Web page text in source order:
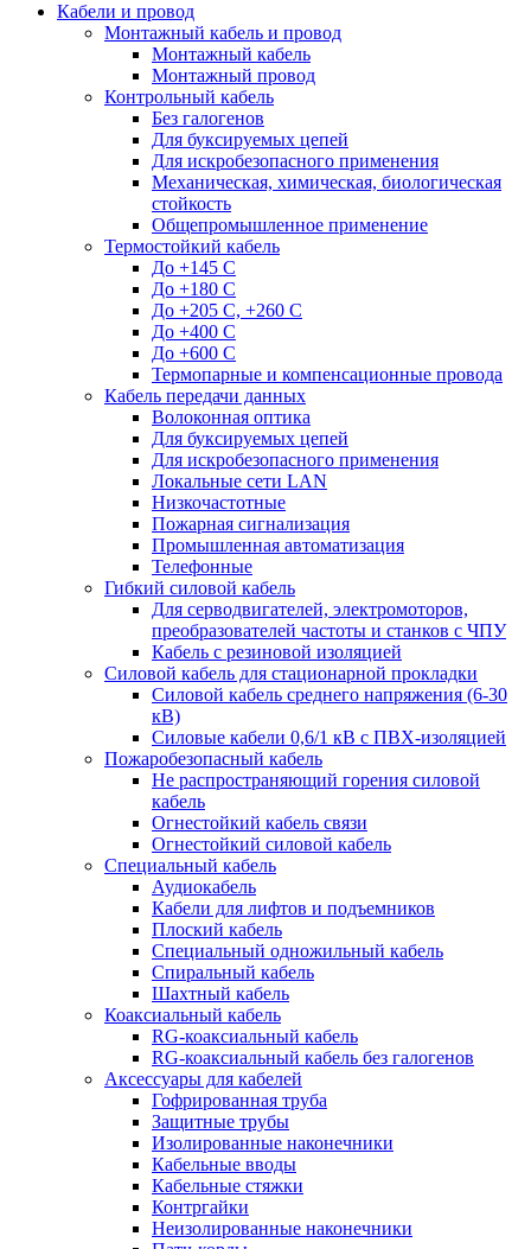
Кабели и провод
Монтажный кабель и провод
Монтажный кабель
Монтажный провод
Контрольный кабель
Без галогенов
Для буксируемых цепей
Для искробезопасного применения
Механическая, химическая, биологическая
стойкость
Общепромышленное применение
Термостойкий кабель
До +145 С
До +180 C
До +205 С, +260 С
До +400 C
До +600 С
Термопарные и компенсационные провода
Кабель передачи данных
Волоконная оптика
Для буксируемых цепей
Для искробезопасного применения
Локальные сети LAN
Низкочастотные
Пожарная сигнализация
Промышленная автоматизация
Телефонные
Гибкий силовой кабель
Для серводвигателей, электромоторов,
преобразователей частоты и станков с ЧПУ
Кабель с резиновой изоляцией
Силовой кабель для стационарной прокладки
Силовой кабель среднего напряжения (6-30
кВ)
Силовые кабели 0,6/1 кВ с ПВХ-изоляцией
Пожаробезопасный кабель
Не распространяющий горения силовой
кабель
Огнестойкий кабель связи
Огнестойкий силовой кабель
Специальный кабель
Аудиокабель
Кабели для лифтов и подъемников
Плоский кабель
Специальный одножильный кабель
Спиральный кабель
Шахтный кабель
Коаксиальный кабель
RG-коаксиальный кабель
RG-коаксиальный кабель без галогенов
Аксессуары для кабелей
Гофрированная труба
Защитные трубы
Изолированные наконечники
Кабельные вводы
Кабельные стяжки
Контргайки
Неизолированные наконечники